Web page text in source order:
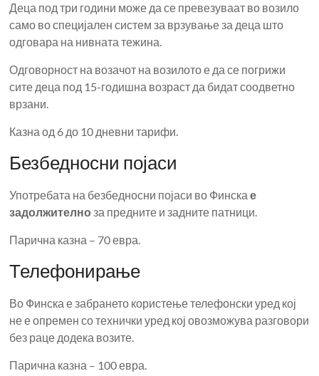
Деца под три години може да се превезуваат во возило
само во специјален систем за врзување за деца што
одговара на нивната тежина.
Одговорност на возачот на возилото е да се погрижи
сите деца под 15-годишна возраст да бидат соодветно
врзани.
Казна од 6 до 10 дневни тарифи.
Безбедносни појаси
Употребата на безбедносни појаси во Финскае
задолжително за предните и задните патници.
Парична казна – 70 евра.
Телефонирање
Во Финска е забрането користење телефонски уред кој
не е опремен со технички уред кој овозможува разговори
без раце додека возите.
Парична казна – 100 евра.